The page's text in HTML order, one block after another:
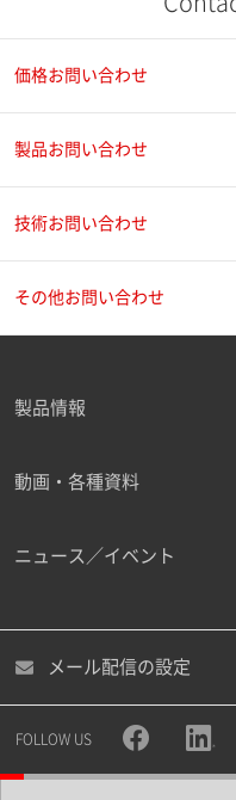
ご勤務先
職種
所属部署
価格お問い合わせ
製品お問い合わせ
技術お問い合わせ
その他お問い合わせ
製品情報
動画・各種資料
ニュース／イベント
メール配信の設定
FOLLOW US